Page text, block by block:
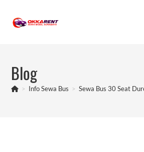
content
Blog
> Info Sewa Bus > Sewa Bus 30 Seat